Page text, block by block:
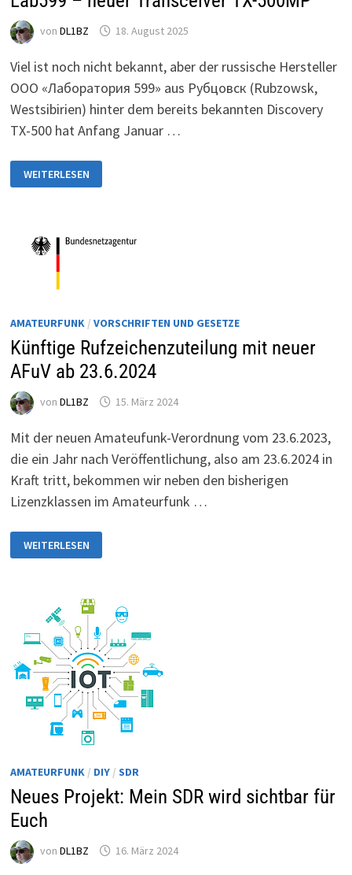
von DL1BZ 18. August 2025
Viel ist noch nicht bekannt, aber der russische Hersteller
ООО «Лаборатория 599» aus Рубцовск (Rubzowsk,
Westsibirien) hinter dem bereits bekannten Discovery
TX-500 hat Anfang Januar …
–
NEUER
WEITERLESEN
AMATEURFUNK/ VORSCHRIFTEN UND GESETZE
Künftige Rufzeichenzuteilung mit neuer
AFuV ab 23.6.2024
von DL1BZ 15. März 2024
Mit der neuen Amateufunk-Verordnung vom 23.6.2023,
die ein Jahr nach Veröffentlichung, also am 23.6.2024 in
Kraft tritt, bekommen wir neben den bisherigen
Lizenzklassen im Amateurfunk …
RUFZEICHENZUTEILUNG
MIT
23.6.2024
WEITERLESEN
AMATEURFUNK/ DIY/ SDR
Neues Projekt: Mein SDR wird sichtbar für
Euch
von DL1BZ 16. März 2024